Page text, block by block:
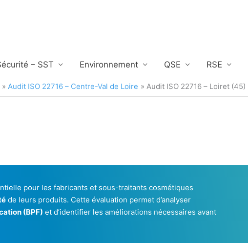
– SST Environnement QSE RSE
Audit ISO 22716 – Centre-Val de Loire Audit ISO 22716 – Loiret (45)
pour les fabricants et sous-traitants cosmétiques
de leurs produits. Cette évaluation permet d’analyser
(BPF) et d’identifier les améliorations nécessaires avant